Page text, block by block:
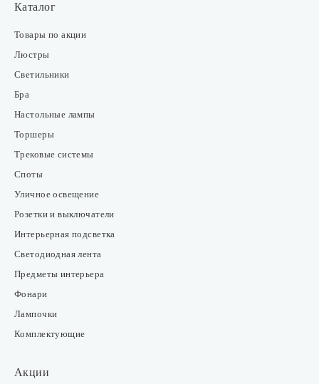
Каталог
Товары по акции
Люстры
Светильники
Бра
Настольные лампы
Торшеры
Трековые системы
Споты
Уличное освещение
Розетки и выключатели
Интерьерная подсветка
Светодиодная лента
Предметы интерьера
Фонари
Лампочки
Комплектующие
Акции